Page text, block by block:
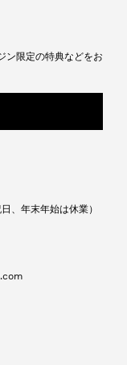
ン限定の特典などをお
、年末年始は休業）